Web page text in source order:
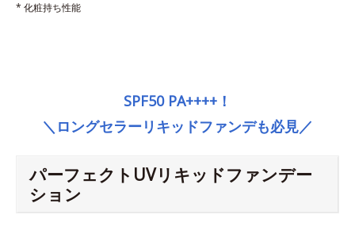
* 化粧持ち性能
SPF50 PA++++！
＼ロングセラーリキッドファンデも必見／
パーフェクトUVリキッドファンデー
ション